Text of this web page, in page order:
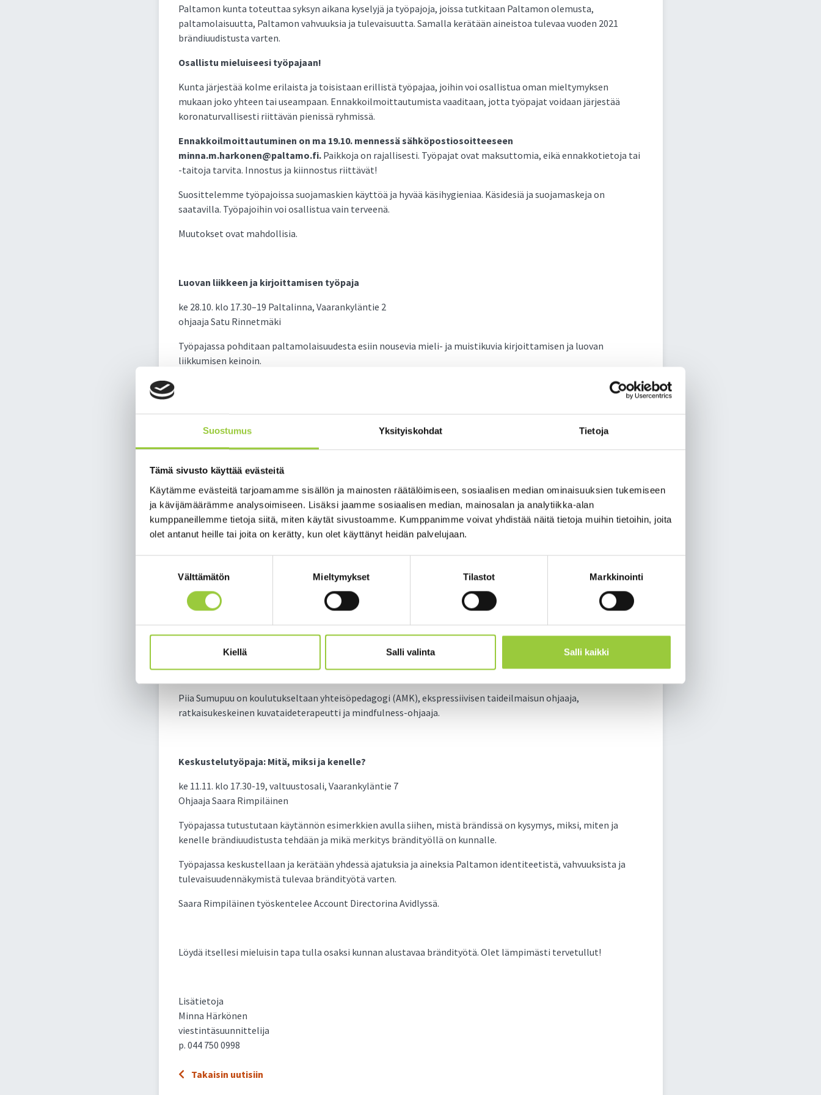
Suostumus Yksityiskohdat Tietoja
Tämä sivusto käyttää evästeitä
Käytämme evästeitä tarjoamamme sisällön ja mainosten räätälöimiseen, sosiaalisen median ominaisuuksien tukemiseen
ja kävijämäärämme analysoimiseen. Lisäksi jaamme sosiaalisen median, mainosalan ja analytiikka-alan
kumppaneillemme tietoja siitä, miten käytät sivustoamme. Kumppanimme voivat yhdistää näitä tietoja muihin tietoihin, joita
olet antanut heille tai joita on kerätty, kun olet käyttänyt heidän palvelujaan.
Välttämätön Mieltymykset Tilastot Markkinointi
Kiellä Salli valinta Salli kaikki
Paltamon kunta toteuttaa syksyn aikana kyselyjä ja työpajoja, joissa tutkitaan Paltamon olemusta,
paltamolaisuutta, Paltamon vahvuuksia ja tulevaisuutta. Samalla kerätään aineistoa tulevaa vuoden 2021
brändiuudistusta varten.
Osallistu mieluiseesi työpajaan!
Kunta järjestää kolme erilaista ja toisistaan erillistä työpajaa, joihin voi osallistua oman mieltymyksen
mukaan joko yhteen tai useampaan. Ennakkoilmoittautumista vaaditaan, jotta työpajat voidaan järjestää
koronaturvallisesti riittävän pienissä ryhmissä.
Ennakkoilmoittautuminen on ma 19.10. mennessä sähköpostiosoitteeseen
minna.m.harkonen@paltamo.fi.Paikkoja on rajallisesti. Työpajat ovat maksuttomia, eikä ennakkotietoja tai
-taitoja tarvita. Innostus ja kiinnostus riittävät!
Suosittelemme työpajoissa suojamaskien käyttöä ja hyvää käsihygieniaa. Käsidesiä ja suojamaskeja on
saatavilla. Työpajoihin voi osallistua vain terveenä.
Muutokset ovat mahdollisia.
Luovan liikkeen ja kirjoittamisen työpaja
ke 28.10. klo 17.30–19 Paltalinna, Vaarankyläntie 2
ohjaaja Satu Rinnetmäki
Työpajassa pohditaan paltamolaisuudesta esiin nousevia mieli- ja muistikuvia kirjoittamisen ja luovan
liikkumisen keinoin.
Millaisia sanoja ja mielikuvia paltamolaisuus sinussa herättää? Voisimmeko kirjoittamisen ja liikkeen kautta
sukeltaa syvemmälle paltamolaiseen identiteettiin? Millaista paltamolaisuus voisi olla tanssina? Mitä jos liike
kertookin enemmän kuin tuhat sanaa? Työpaja ei vaadi aiempaa liikunta- eikä tanssitaustaa.
Tervetuloa tutkimaan rennon keveässä ilmapiirissä, mitä kehosi kertoo sinulle ja meille paltamolaisuudesta!
liiketerapiamenetelmien opiskelija. Hän työskentelee ohjaaja Eino Saaren kanssa kainuulaisissa peruskouluissa
alakouluikäisten yksinäisyyden ja ulkopuolisuuden kokemusten parissa. Lisäksi hän toimii Routa Companyssa
työpajaohjaajana. Sadun mielestä kaikkea maailmassa tapahtuvaa voi halutessaan tutkia ja seurata tanssina ja
tanssin keinoin.
Kuvataidetyöpaja: Minun Paltamoni 2050
tiistaina 3.11. klo 17.30-19 kunnanviraston valtuustosali, Vaarankyläntie 7
Ohjaaja Piia Sumupuu
Vapautetaan sisäiset taiteilijamme luomaan visuaalista tarinaa Paltamon olemuksesta.
Minkäänlaista taiteellista osaamista ei tarvita! Emme suorita vaan annamme alitajunnan maalata. Eväiksi
riittää uteliaisuus ja into. Maalataan yhdessä tulevaisuutta!
Piia Sumupuu on koulutukseltaan yhteisöpedagogi (AMK), ekspressiivisen taideilmaisun ohjaaja,
ratkaisukeskeinen kuvataideterapeutti ja mindfulness-ohjaaja.
Keskustelutyöpaja: Mitä, miksi ja kenelle?
ke 11.11. klo 17.30-19, valtuustosali, Vaarankyläntie 7
Ohjaaja Saara Rimpiläinen
Työpajassa tutustutaan käytännön esimerkkien avulla siihen, mistä brändissä on kysymys, miksi, miten ja
kenelle brändiuudistusta tehdään ja mikä merkitys brändityöllä on kunnalle.
Työpajassa keskustellaan ja kerätään yhdessä ajatuksia ja aineksia Paltamon identiteetistä, vahvuuksista ja
tulevaisuudennäkymistä tulevaa brändityötä varten.
Saara Rimpiläinen työskentelee Account Directorina Avidlyssä.
Löydä itsellesi mieluisin tapa tulla osaksi kunnan alustavaa brändityötä. Olet lämpimästi tervetullut!
Lisätietoja
Minna Härkönen
viestintäsuunnittelija
p. 044 750 0998
Takaisin uutisiin